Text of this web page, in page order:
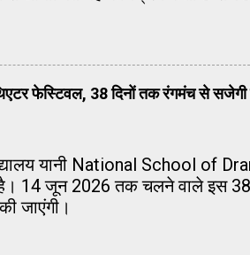
फेस्टिवल, 38 दिनों तक रंगमंच से सजेगी
यानी National School of
14 जून 2026 तक चलने वाले इस 38
जाएंगी।